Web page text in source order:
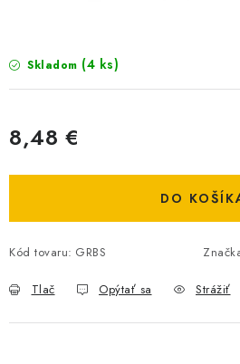
OBCHODNÉ PODMIENKY
MOJA OBJEDNÁVKA
VRATKY - ODSTÚPENIE OD
Skladom (4 ks)
8,48 €
DO
Kód tovaru: GRBS
Tlač Opýtať sa Strážiť